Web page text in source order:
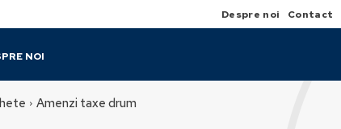
Despre noi Contact
NOI
Amenzi taxe drum